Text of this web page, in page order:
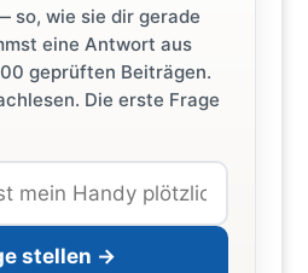
so, wie sie dir gerade
eine Antwort aus
geprüften Beiträgen.
Die erste Frage
stellen →